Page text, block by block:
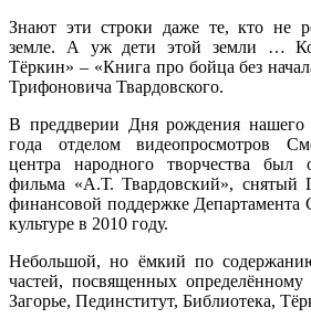
Знают эти строки даже те, кто не
земле. А уж дети этой земли …
Тёркин» – «Книга про бойца без
Трифоновича Твардовского.
В преддверии Дня рождения
года отделом видеопросмотров
центра народного творчества был
фильма «А.Т. Твардовский»,
финансовой поддержке Департамента
культуре в 2010 году.
Небольшой, но ёмкий по
частей, посвященных
Загорье, Пединститут, Библиотека,